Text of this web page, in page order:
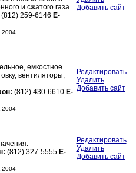
и сжатого газа.
(812) 259-6146 E-
Добавить сайт
емкостное
вентиляторы,
(812) 430-6610 E-
Редактировать
Удалить
Добавить сайт
(812) 327-5555 E-
Редактировать
Удалить
Добавить сайт